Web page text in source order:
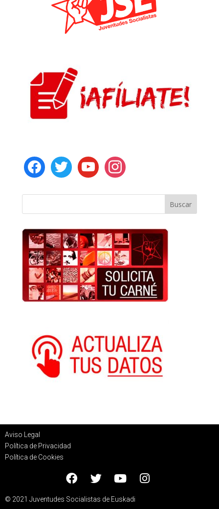
Aviso Legal
Política de Privacidad
Política de Cookies
© 2021 Juventudes Socialistas de Euskadi